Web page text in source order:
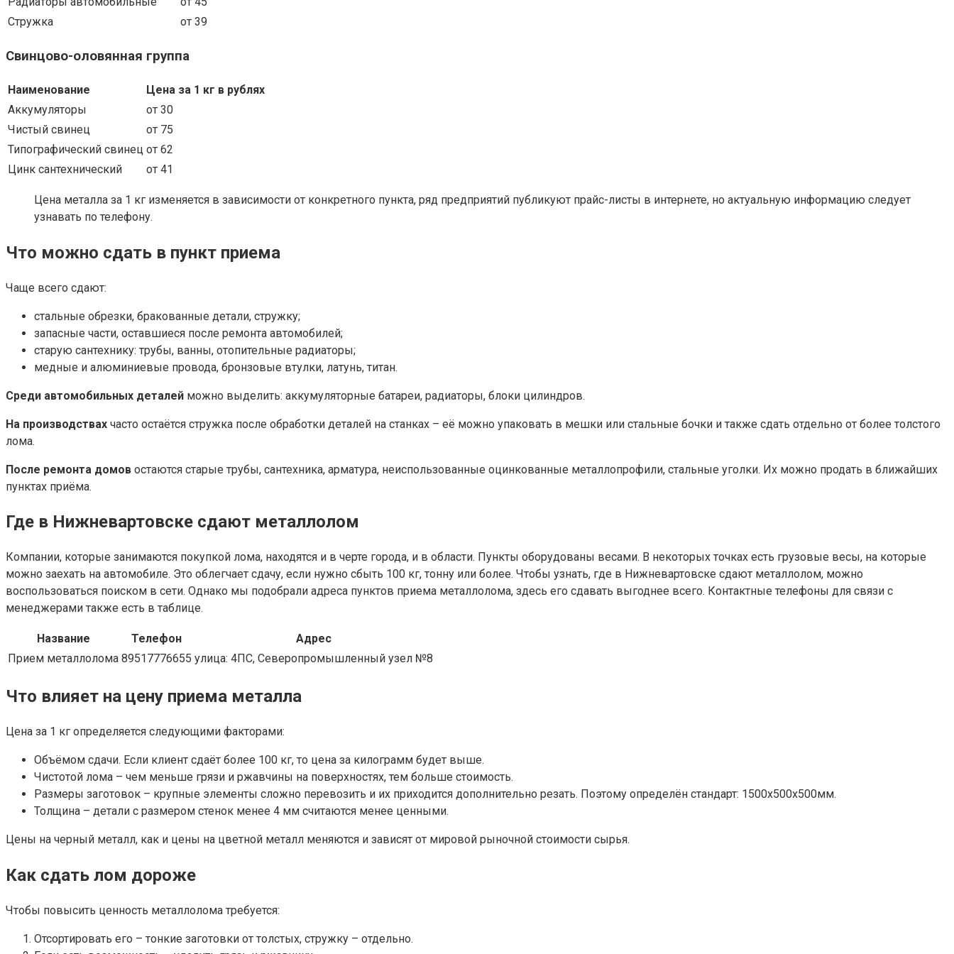
Стружка
от 39
Свинцово-оловянная группа
Наименование
Цена за 1 кг в рублях
Аккумуляторы
от 30
Чистый свинец
от 75
Типографический свинец от 62
Цинк сантехнический
от 41
Цена металла за 1 кг изменяется в зависимости от конкретного пункта, ряд предприятий публикуют прайс-листы в интернете, но актуальную информацию следует
узнавать по телефону.
Что можно сдать в пункт приема
Чаще всего сдают:
стальные обрезки, бракованные детали, стружку;
запасные части, оставшиеся после ремонта автомобилей;
старую сантехнику: трубы, ванны, отопительные радиаторы;
медные и алюминиевые провода, бронзовые втулки, латунь, титан.
Среди автомобильных деталей можно выделить: аккумуляторные батареи, радиаторы, блоки цилиндров.
На производствах часто остаётся стружка после обработки деталей на станках – её можно упаковать в мешки или стальные бочки и также сдать отдельно от более толстого
лома.
После ремонта домов остаются старые трубы, сантехника, арматура, неиспользованные оцинкованные металлопрофили, стальные уголки. Их можно продать в ближайших
пунктах приёма.
Где в Нижневартовске сдают металлолом
Компании, которые занимаются покупкой лома, находятся и в черте города, и в области. Пункты оборудованы весами. В некоторых точках есть грузовые весы, на которые
можно заехать на автомобиле. Это облегчает сдачу, если нужно сбыть 100 кг, тонну или более. Чтобы узнать, где в Нижневартовске сдают металлолом, можно
воспользоваться поиском в сети. Однако мы подобрали адреса пунктов приема металлолома, здесь его сдавать выгоднее всего. Контактные телефоны для связи с
менеджерами также есть в таблице.
Название Телефон
Адрес
Прием металлолома 89517776655 улица: 4ПС, Северопромышленный узел №8
Что влияет на цену приема металла
Цена за 1 кг определяется следующими факторами:
Объёмом сдачи. Если клиент сдаёт более 100 кг, то цена за килограмм будет выше.
Чистотой лома – чем меньше грязи и ржавчины на поверхностях, тем больше стоимость.
Размеры заготовок – крупные элементы сложно перевозить и их приходится дополнительно резать. Поэтому определён стандарт: 1500х500х500мм.
Толщина – детали с размером стенок менее 4 мм считаются менее ценными.
Цены на черный металл, как и цены на цветной металл меняются и зависят от мировой рыночной стоимости сырья.
Как сдать лом дороже
Чтобы повысить ценность металлолома требуется:
Отсортировать его – тонкие заготовки от толстых, стружку – отдельно.